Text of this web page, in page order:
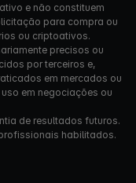
e não constituem
para compra ou
ou criptoativos.
precisos ou
por terceiros e,
em mercados ou
em negociações ou
de resultados futuros.
habilitados.